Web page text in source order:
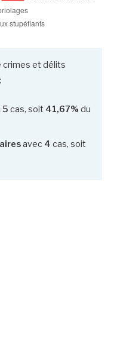
crimes et délits
5 cas, soit 41,67% du
avec 4 cas, soit